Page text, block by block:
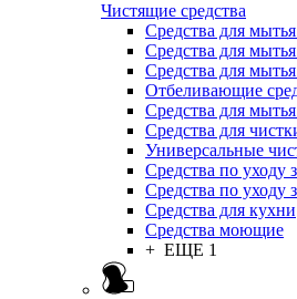
Чистящие средства
Средства для
Средства для
Средства для
Отбеливающие
Средства для
Средства для
Универсальные
Средства по уходу
Средства по уходу
Средства для кухни
Средства моющие
+ ЕЩЕ 1